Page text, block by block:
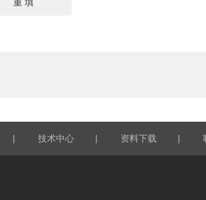
| 技术中心 | 资料下载 |